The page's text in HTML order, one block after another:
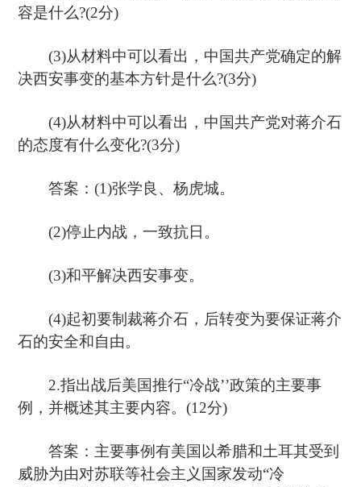
容是什么?(2分)
(3)从材料中可以看出，中国共产党确定的解
决西安事变的基本方针是什么?(3分)
(4)从材料中可以看出，中国共产党对蒋介石
的态度有什么变化?(3分)
答案：(1)张学良、杨虎城。
(2)停止内战，一致抗日。
(3)和平解决西安事变。
(4)起初要制裁蒋介石，后转变为要保证蒋介
石的安全和自由。
2.指出战后美国推行“冷战’’政策的主要事
例，并概述其主要内容。(12分)
答案：主要事例有美国以希腊和土耳其受到
威胁为由对苏联等社会主义国家发动“冷